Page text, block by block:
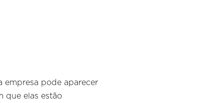
empresa pode aparecer
que elas estão